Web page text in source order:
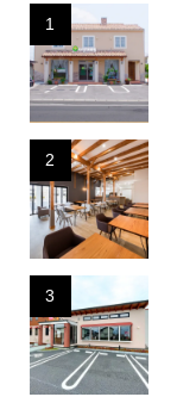
1
2
3